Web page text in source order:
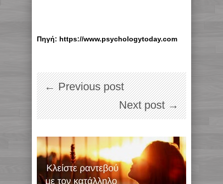
Πηγή: https://www.psychologytoday.com
← Previous post
Next post →